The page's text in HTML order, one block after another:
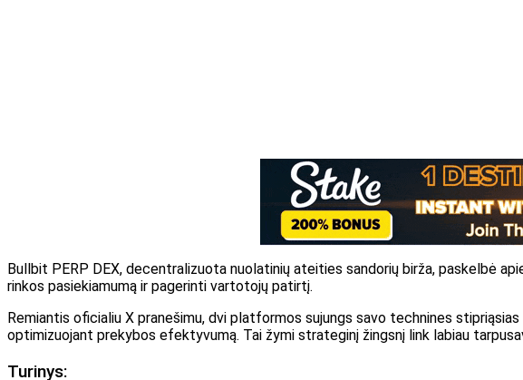
Bullbit PERP DEX, decentralizuota nuolatinių ateities sandorių birža, paskelbė
rinkos pasiekiamumą ir pagerinti vartotojų patirtį.
Remiantis oficialiu X pranešimu, dvi platformos sujungs savo technines
optimizuojant prekybos efektyvumą. Tai žymi strateginį žingsnį link labiau
Turinys: